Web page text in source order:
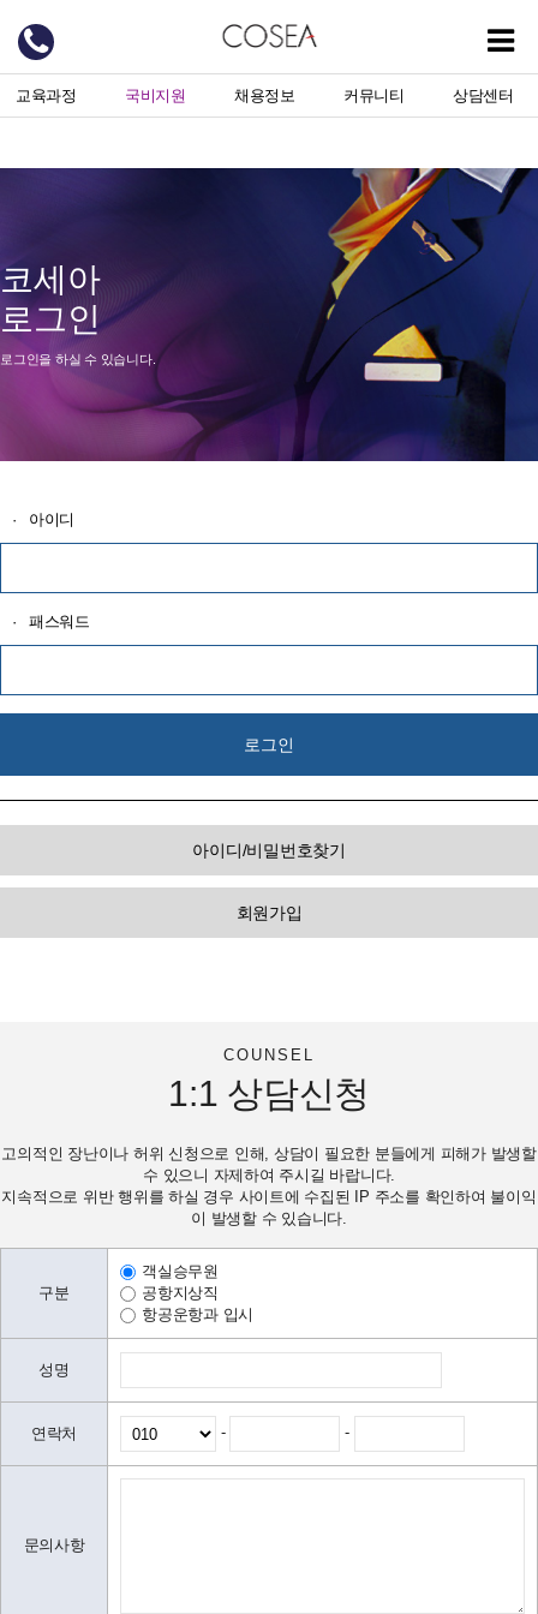
교육과정 국비지원 채용정보 커뮤니티 상담센터
코세아
로그인
로그인을 하실 수 있습니다.
· 아이디
· 패스워드
아이디/비밀번호찾기
회원가입
COUNSEL
1:1 상담신청
고의적인 장난이나 허위 신청으로 인해, 상담이 필요한 분들에게 피해가 발생할
수 있으니 자제하여 주시길 바랍니다.
지속적으로 위반 행위를 하실 경우 사이트에 수집된 IP 주소를 확인하여 불이익
이 발생할 수 있습니다.
구분
객실승무원
공항지상직
항공운항과 입시
성명
연락처 - -
문의사항